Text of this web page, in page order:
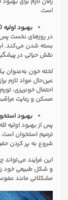
زمان لازم برای
است.
بهبود اولیه (1-2 هفته)
در روزهای نخست پس
بسته شدن می‌کند.
نقش حیاتی در
لخته خون به‌عنوان
عین‌حال مواد لازم
احتمال خونریزی،
مسکن و رعایت
بهبود استخوانی
پس از بهبود اولیه
ترمیم استخوان
شروع به پر کردن
این فرایند
و شکل طبیعی خود را
مشکلاتی مانند